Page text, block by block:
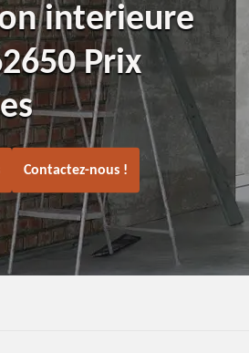
interieure
Prix
Contactez-nous !